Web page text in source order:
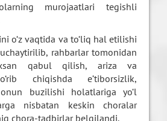
murojaatlari tegishli
o‘z vaqtida va to‘liq hal etilishi
rahbarlar tomonidan
qabul qilish, ariza va
chiqishda e’tiborsizlik,
buzilishi holatlariga yo‘l
nisbatan keskin choralar
chora-tadbirlar belgilandi.